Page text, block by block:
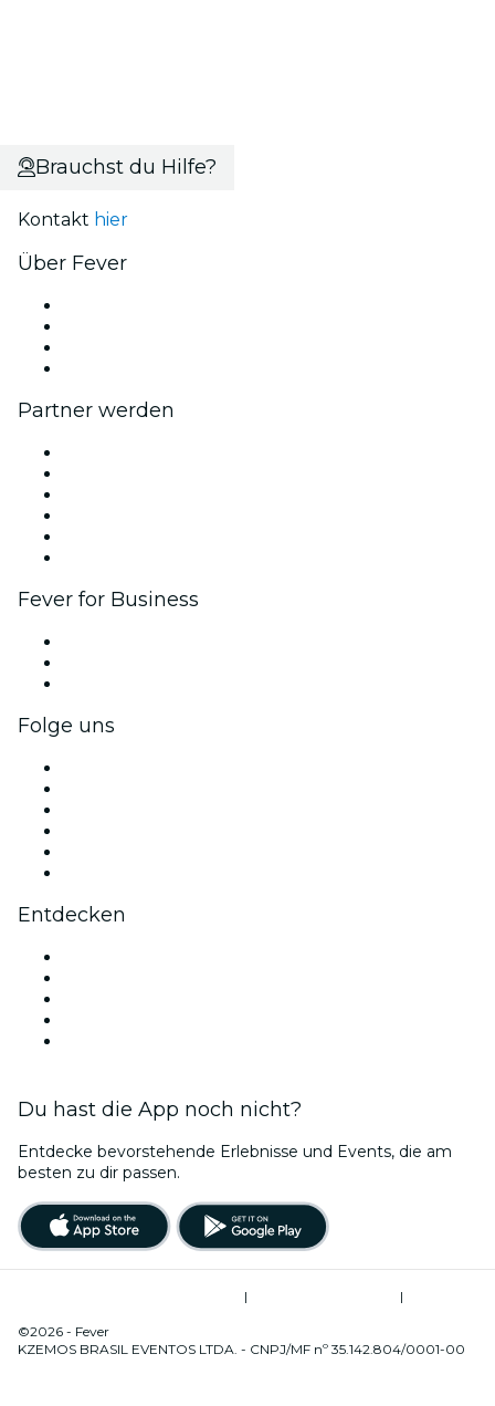
Brauchst du Hilfe?
Kontakt hier
Über Fever
Partner werden
Fever for Business
Folge uns
Entdecken
Du hast die App noch nicht?
Entdecke bevorstehende Erlebnisse und Events, die am
besten zu dir passen.
|
|
©2026 - Fever
KZEMOS BRASIL EVENTOS LTDA. - CNPJ/MF nº 35.142.804/0001-00